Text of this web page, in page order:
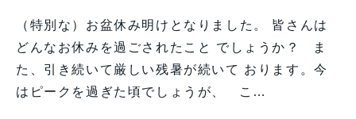
（特別な）お盆休み明けとなりました。 皆さんは
どんなお休みを過ごされたこと でしょうか？ ま
た、引き続いて厳しい残暑が続いて おります。今
はピークを過ぎた頃でしょうが、 こ…